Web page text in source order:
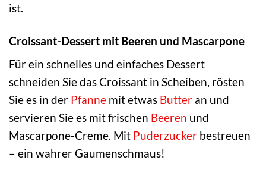
ist.
Croissant-Dessert mit Beeren und Mascarpone
Für ein schnelles und einfaches Dessert
schneiden Sie das Croissant in Scheiben, rösten
Sie es in der Pfanne mit etwas Butter an und
servieren Sie es mit frischen Beeren und
Mascarpone-Creme. Mit Puderzucker bestreuen
– ein wahrer Gaumenschmaus!